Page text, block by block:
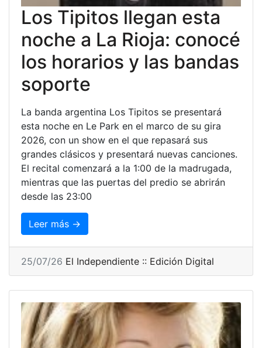
Los Tipitos llegan esta
noche a La Rioja: conocé
los horarios y las bandas
soporte
La banda argentina Los Tipitos se presentará
esta noche en Le Park en el marco de su gira
2026, con un show en el que repasará sus
grandes clásicos y presentará nuevas canciones.
El recital comenzará a la 1:00 de la madrugada,
mientras que las puertas del predio se abrirán
desde las 23:00
Leer más →
25/07/26 El Independiente :: Edición Digital